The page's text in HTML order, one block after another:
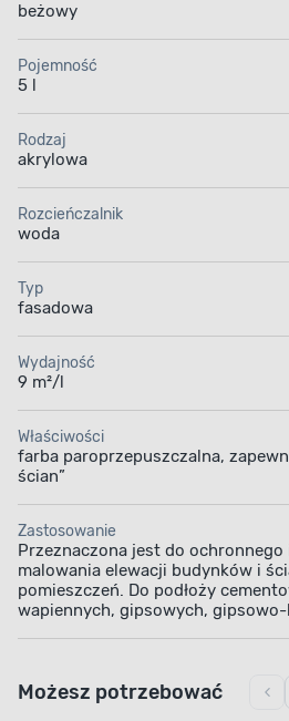
beżowy
Pojemność
5 l
Rodzaj
akrylowa
Rozcieńczalnik
woda
Typ
fasadowa
Wydajność
9 m²/l
Właściwości
farba paroprzepuszczalna,
ścian”
Zastosowanie
Przeznaczona jest do
malowania elewacji budynków i
pomieszczeń. Do podłoży
wapiennych, gipsowych,
Możesz potrzebować